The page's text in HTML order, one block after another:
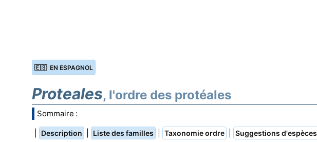
🇪🇸 EN ESPAGNOL
Proteales, l'ordre des protéales
Sommaire :
Description Liste des familles Taxonomie ordre Suggestions d'espèces